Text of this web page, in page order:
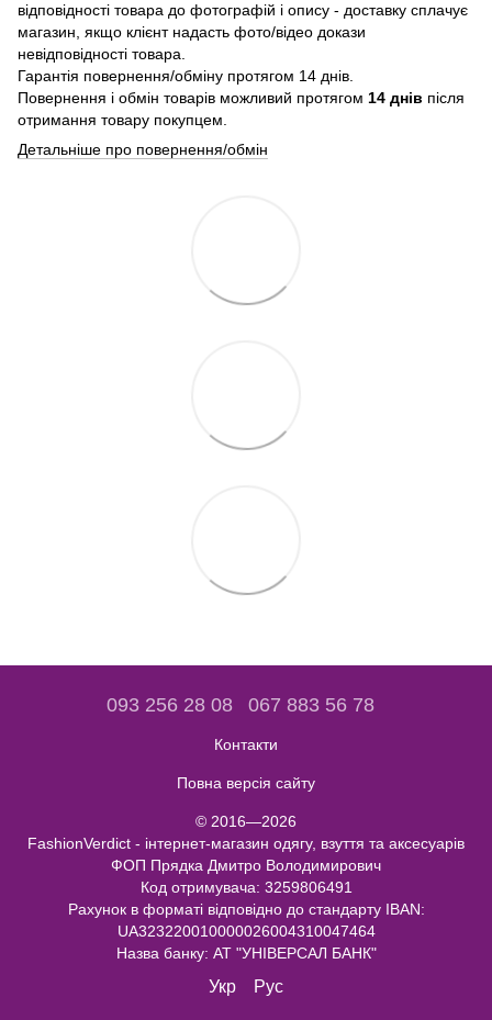
відповідності товара до фотографій і опису - доставку сплачує
магазин, якщо клієнт надасть фото/відео докази
невідповідності товара.
Гарантія повернення/обміну протягом 14 днів.
Повернення і обмін товарів можливий протягом 14 днів після
отримання товару покупцем.
Детальніше про повернення/обмін
093 256 28 08 067 883 56 78
Контакти
Повна версія сайту
© 2016—2026
FashionVerdict - інтернет-магазин одягу, взуття та аксесуарів
ФОП Прядка Дмитро Володимирович
Код отримувача: 3259806491
Рахунок в форматі відповідно до стандарту IBAN:
UA323220010000026004310047464
Назва банку: АТ "УНІВЕРСАЛ БАНК"
Укр Рус